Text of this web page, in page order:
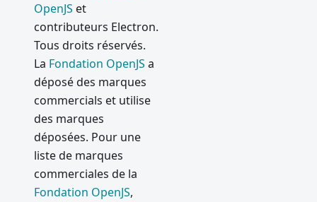
OpenJS et
contributeurs Electron.
Tous droits réservés.
La Fondation OpenJS a
déposé des marques
commercials et utilise
des marques
déposées. Pour une
liste de marques
commerciales de la
Fondation OpenJS,